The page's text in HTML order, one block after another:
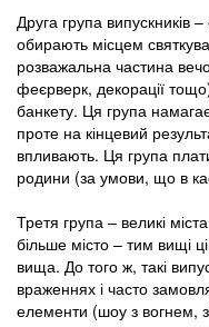
Друга група випускників
обирають місцем
розважальна частина
феєрверк, декорації
банкету. Ця група
проте на кінцевий
впливають. Ця група
родини (за умови, що в
Третя група – великі
більше місто – тим вищі
вища. До того ж, такі
враженнях і часто
елементи (шоу з вогнем,